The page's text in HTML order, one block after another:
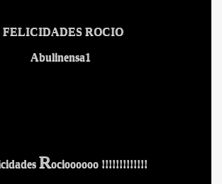
FELICIDADES ROCIO
Abulinensa1
Rocioooooo !!!!!!!!!!!!!